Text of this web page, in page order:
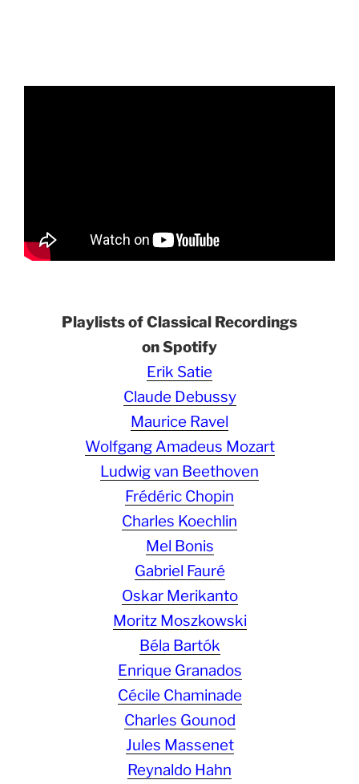
Playlists of Classical Recordings
on Spotify
Erik Satie
Claude Debussy
Maurice Ravel
Wolfgang Amadeus Mozart
Ludwig van Beethoven
Frédéric Chopin
Charles Koechlin
Mel Bonis
Gabriel Fauré
Oskar Merikanto
Moritz Moszkowski
Béla Bartók
Enrique Granados
Cécile Chaminade
Charles Gounod
Jules Massenet
Reynaldo Hahn